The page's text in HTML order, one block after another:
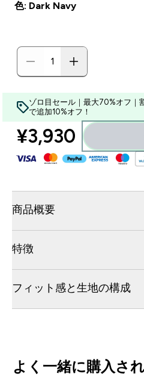
色: Dark Navy
ゾロ目セール｜最大70%オフ｜
で追加10%オフ！
¥3,930‎
商品概要
特徴
フィット感と生地の構成
よく一緒に購入さ